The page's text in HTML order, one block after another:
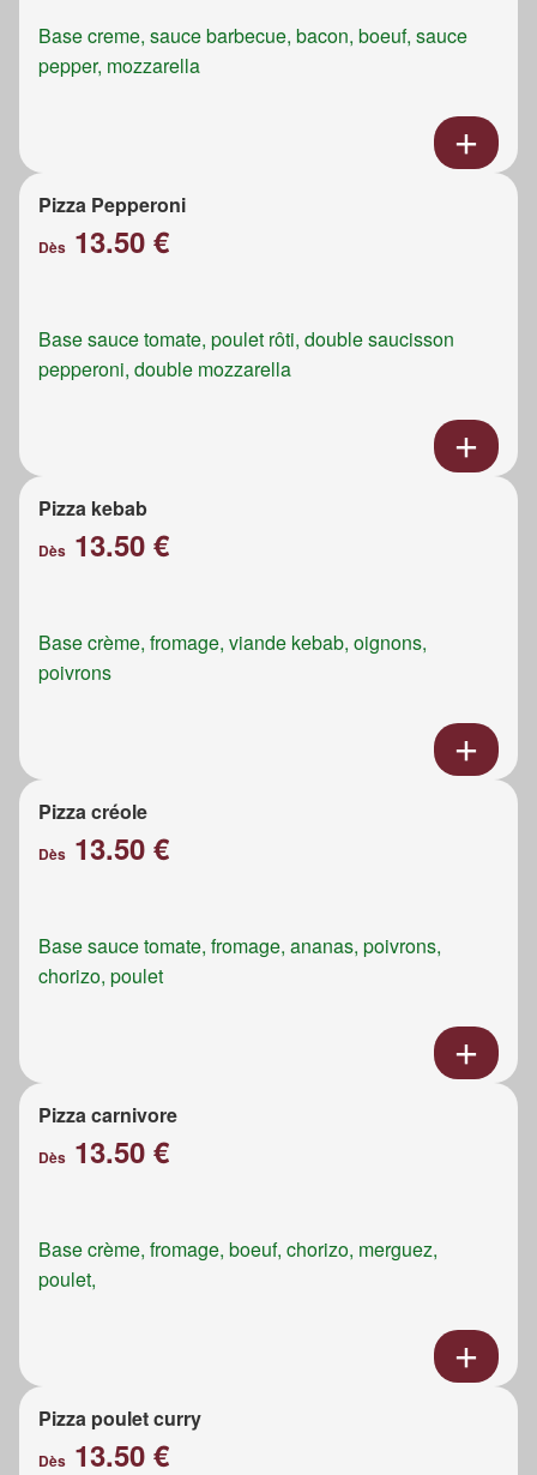
Base creme, sauce barbecue, bacon, boeuf, sauce
pepper, mozzarella
Pizza Pepperoni
Dès 13.50 €
Base sauce tomate, poulet rôti, double saucisson
pepperoni, double mozzarella
Pizza kebab
Dès 13.50 €
Base crème, fromage, viande kebab, oignons,
poivrons
Pizza créole
Dès 13.50 €
Base sauce tomate, fromage, ananas, poivrons,
chorizo, poulet
Pizza carnivore
Dès 13.50 €
Base crème, fromage, boeuf, chorizo, merguez,
poulet,
Pizza poulet curry
Dès 13.50 €